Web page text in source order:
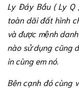
Ly Đáy Bầu ( Ly Q
toàn dãi đất hình
và được mệnh
nào sử dụng cũng
in cùng em nó.
Bên cạnh đó cùng